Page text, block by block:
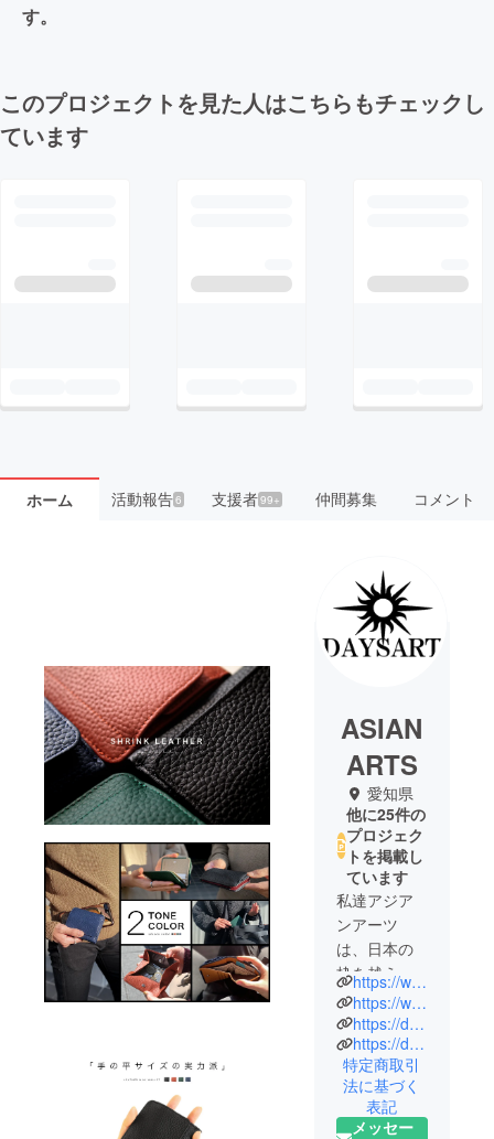
す。
このプロジェクトを見た人はこちらもチェックし
ています
ホーム 活動報告6 支援者99+ 仲間募集 コメント
ASIAN
ARTS
愛知県
他に25件の
プロジェク
トを掲載し
ています
私達アジア
ンアーツ
は、日本の
枠を越え世
界各国から
優れた素材
を集め、拘
りのレザー
アイテム・
シルバーア
https://www.facebook.com/daysart2010
https://www.instagram.com/daysart2010/
https://daysart-official.com/
https://daysart-classic.com/
特定商取引
法に基づく
表記
メッセー